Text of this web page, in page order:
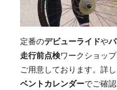
定番のデビューライドや
走行前点検ワークショッ
ご用意しております。詳
ベントカレンダーでご確認